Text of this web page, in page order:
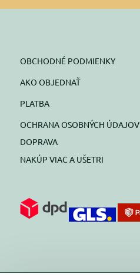
OBCHODNÉ PODMIENKY
AKO OBJEDNAŤ
PLATBA
OCHRANA OSOBNÝCH ÚDAJOV
DOPRAVA
NAKÚP VIAC A UŠETRI